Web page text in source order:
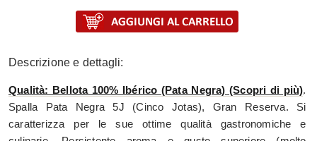
Descrizione e dettagli:
Qualità: Bellota 100% Ibérico (Pata Negra) (Scopri di più).
Spalla Pata Negra 5J (Cinco Jotas), Gran Reserva. Si
caratterizza per le sue ottime qualità gastronomiche e